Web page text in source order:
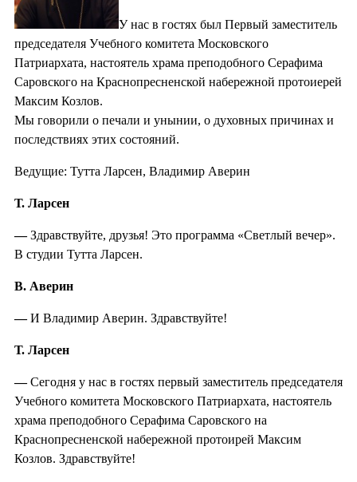
У нас в гостях был Первый заместитель
председателя Учебного комитета Московского
Патриархата, настоятель храма преподобного Серафима
Саровского на Краснопресненской набережной протоиерей
Максим Козлов.
Мы говорили о печали и унынии, о духовных причинах и
последствиях этих состояний.
Ведущие: Тутта Ларсен, Владимир Аверин
Т. Ларсен
—Здравствуйте, друзья! Это программа «Светлый вечер».
В студии Тутта Ларсен.
В. Аверин
—И Владимир Аверин. Здравствуйте!
Т. Ларсен
—Сегодня у нас в гостях первый заместитель председателя
Учебного комитета Московского Патриархата, настоятель
храма преподобного Серафима Саровского на
Краснопресненской набережной протоирей Максим
Козлов. Здравствуйте!